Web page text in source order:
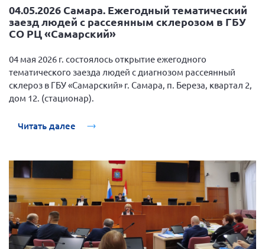
04.05.2026 Самара. Ежегодный тематический
заезд людей с рассеянным склерозом в ГБУ
СО РЦ «Самарский»
04 мая 2026 г. состоялось открытие ежегодного
тематического заезда людей с диагнозом рассеянный
склероз в ГБУ «Самарский» г. Самара, п. Береза, квартал 2,
дом 12. (стационар).
Читать далее